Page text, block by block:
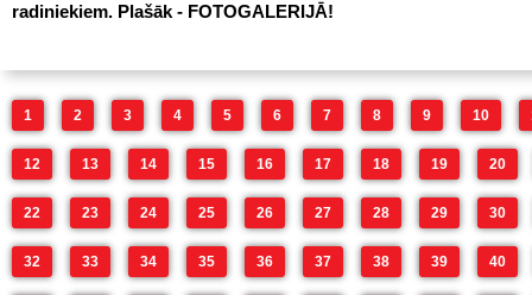
radiniekiem. Plašāk - FOTOGALERIJĀ!
1 2 3 4 5 6 7 8 9 10
12 13 14 15 16 17 18 19 20
22 23 24 25 26 27 28 29 30
32 33 34 35 36 37 38 39 40